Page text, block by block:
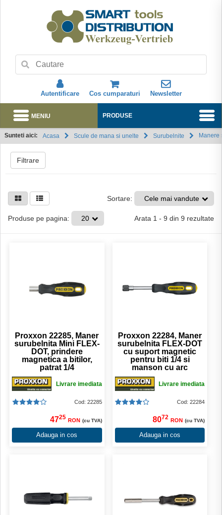
Autentificare Cos cumparaturi Newsletter
Abonare
PRODUSE
MENIU
Sunteti aici: Acasa Manere
Surubelnite
Scule de mana si unelte
Filtrare
Sortare: Cele mai vandute
Produse pe pagina: 20 Arata 1 - 9 din 9 rezultate
Proxxon 22285, Maner
surubelnita Mini FLEX-
DOT, prindere
magnetica a bitilor,
patrat 1/4
Livrare imediata
Cod: 22285
4725 RON (cu TVA)
Adauga in cos
Proxxon 22284, Maner
surubelnita FLEX-DOT
cu suport magnetic
pentru biti 1/4 si
manson cu arc
Livrare imediata
Cod: 22284
8072 RON (cu TVA)
Adauga in cos